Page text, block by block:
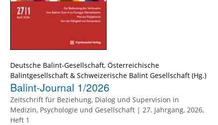
Deutsche Balint-Gesellschaft, Österreichische
Balintgesellschaft & Schweizerische Balint Gesellschaft
Balint-Journal 1/2026
Zeitschrift für Beziehung, Dialog und Supervision in
Medizin, Psychologie und Gesellschaft | 27. Jahrgang, 2026,
Heft 1